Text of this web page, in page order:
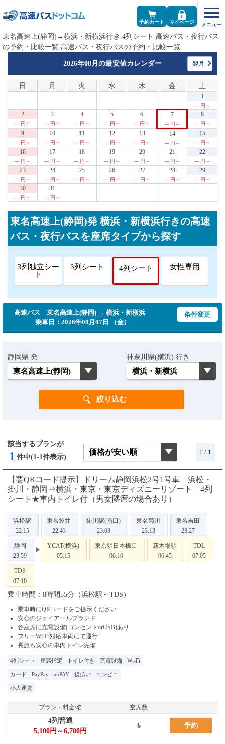
予約カート マイページ
東名高速上(静岡)→横浜・新横浜行き 4列シート 高速バス・夜行バス
の予約・比較一覧 高速バス・夜行バスの予約・比較一覧
2026年08月の最安値カレンダー 翌月
日 月 火 水 木 金 土
1
--- 円～
2
--- 円～
3
--- 円～
4
--- 円～
5
--- 円～
6
--- 円～
7
--- 円～
8
--- 円～
9
--- 円～
10
--- 円～
11
--- 円～
12
--- 円～
13
--- 円～
14
--- 円～
15
--- 円～
16
--- 円～
17
--- 円～
18
--- 円～
19
--- 円～
20
--- 円～
21
--- 円～
22
--- 円～
23
--- 円～
24
--- 円～
25
--- 円～
26
--- 円～
27
--- 円～
28
--- 円～
29
--- 円～
30
--- 円～
31
--- 円～
東名高速上(静岡)発 横浜・新横浜行きの高速
バス・夜行バスを座席タイプから探す
3列独立シー
ト
3列シート 4列シート 女性専用
高速バス 東名高速上(静岡) → 横浜・新横浜
乗車日：2026年08月07日 （金）
条件変更
静岡県 発 神奈川県(横浜) 行き
該当するプランが
1 件中(1-1件表示)
1 / 1
【要QRコード提示】ドリーム静岡浜松2号1号車 浜松・
掛川・静岡⇒横浜・東京・東京ディズニーリゾート 4列
シート★車内トイレ付（男女隣席の場合あり）
浜松駅
22:15
東名袋井
22:43
掛川駅(南口)
23:03
東名菊川
23:13
東名吉田
23:27
静岡
23:59
YCAT(横浜)
05:15
東京駅日本橋口
06:10
新木場駅
06:45
TDL
07:05
TDS
07:10
乗車時間：8時間55分（浜松駅～TDS）
4列シート 座席指定 トイレ付き 充電設備 Wi-Fi
乗車時にQRコードをご提示ください
安心のジェイアールブランド
各座席に充電設備(コンセントorUSB)あり
フリーWi-Fi対応車両にて運行
長旅も安心の車内トイレ完備
カード PayPay auPAY 後払い コンビニ
小人運賃
プラン・料金/名 空席数
4列普通
5,100円～6,700円
6 予約